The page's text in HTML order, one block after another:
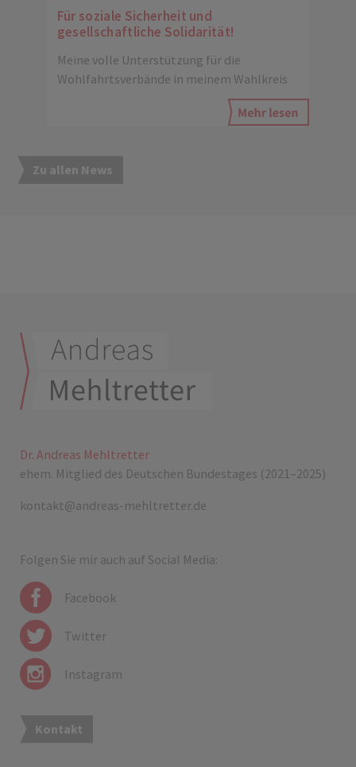
Für soziale Sicherheit und
gesellschaftliche Solidarität!
Meine volle Unterstützung für die
Wohlfahrtsverbände in meinem Wahlkreis
Zu allen News
Dr. Andreas Mehltretter
ehem. Mitglied des Deutschen Bundestages (2021–2025)
kontakt@andreas-mehltretter.de
Folgen Sie mir auch auf Social Media:
Facebook
Twitter
Instagram
Kontakt